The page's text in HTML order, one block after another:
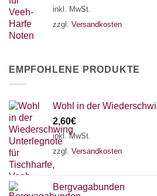
inkl. MwSt.
zzgl. Versandkosten
EMPFOHLENE PRODUKTE
Wohl in der
2,60€
inkl. MwSt.
zzgl. Versandkosten
Bergvagabunden